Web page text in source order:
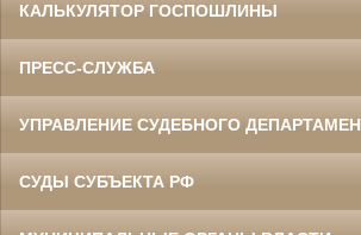
КАЛЬКУЛЯТОР ГОСПОШЛИНЫ
ПРЕСС-СЛУЖБА
УПРАВЛЕНИЕ СУДЕБНОГО
СУДЫ СУБЪЕКТА РФ